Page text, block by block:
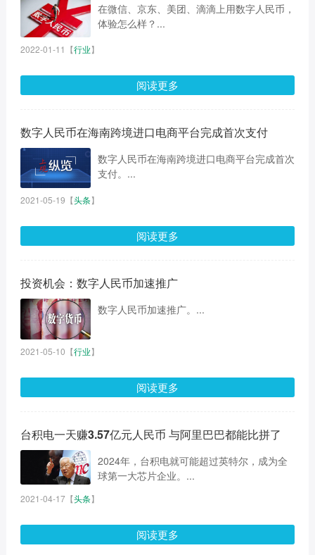
在微信、京东、美团、滴滴上用数字人民币，
体验怎么样？...
2022-01-11 【行业】
阅读更多
数字人民币在海南跨境进口电商平台完成首次支付
数字人民币在海南跨境进口电商平台完成首次
支付。...
2021-05-19 【头条】
阅读更多
投资机会：数字人民币加速推广
数字人民币加速推广。...
2021-05-10 【行业】
阅读更多
台积电一天赚3.57亿元人民币 与阿里巴巴都能比拼了
2024年，台积电就可能超过英特尔，成为全
球第一大芯片企业。...
2021-04-17【头条】
阅读更多